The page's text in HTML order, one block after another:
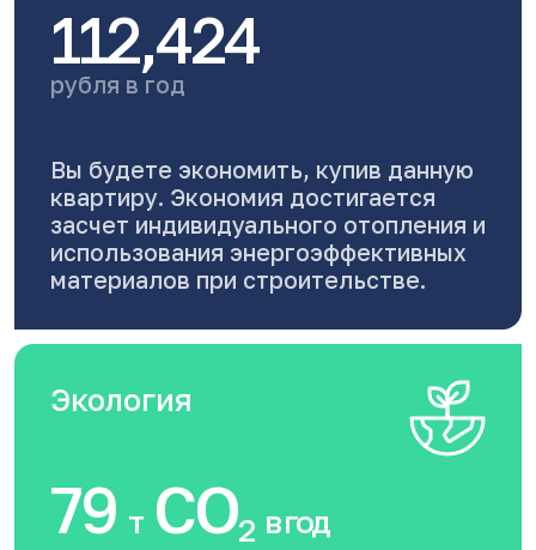
112,424
рубля в год
Вы будете экономить, купив данную
квартиру. Экономия достигается
засчет индивидуального отопления и
использования энергоэффективных
материалов при строительстве.
Экология
79 тCO2 в год